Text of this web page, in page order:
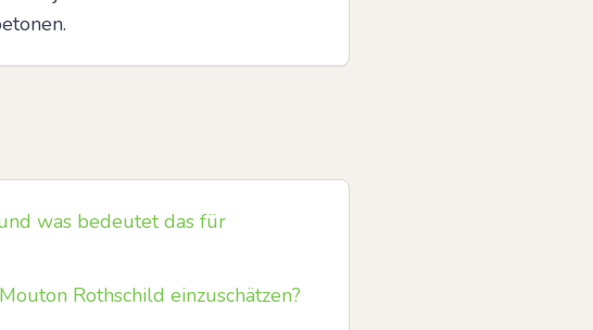
was bedeutet das für
Rothschild einzuschätzen?